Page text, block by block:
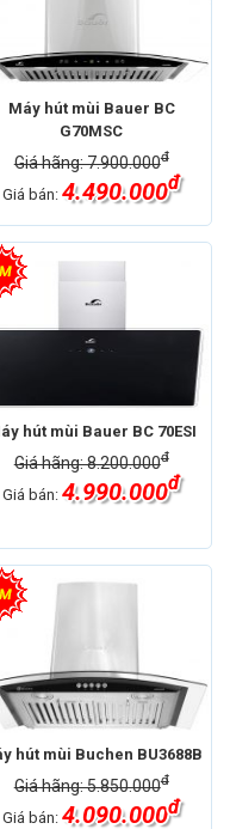
Máy hút mùi Bauer BC
G70MSC
Giá hãng: 7.900.000đ
Giá bán:4.490.000đ
hút mùi Bauer BC 70ESI
Giá hãng: 8.200.000đ
Giá bán:4.990.000đ
hút mùi Buchen BU3688B
Giá hãng: 5.850.000đ
Giá bán:4.090.000đ